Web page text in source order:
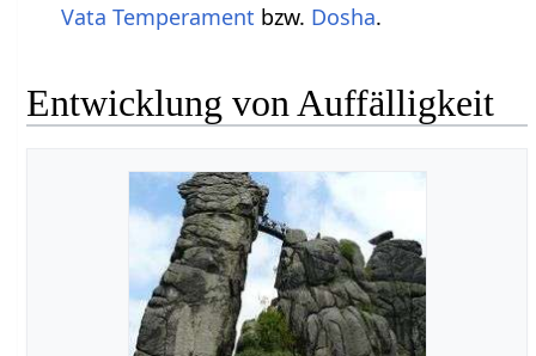
Vata Temperament bzw. Dosha.
Entwicklung von Auffälligkeit